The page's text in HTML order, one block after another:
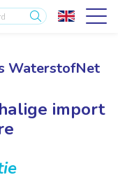
WaterstofNet
import